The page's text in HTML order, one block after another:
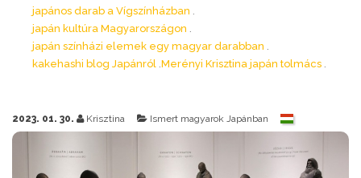
japános darab a Vígszínházban
japán kultúra Magyarországon
japán színházi elemek egy magyar darabban
kakehashi blog Japánról Merényi Krisztina japán tolmács
2023. 01. 30. Krisztina Ismert magyarok Japánban